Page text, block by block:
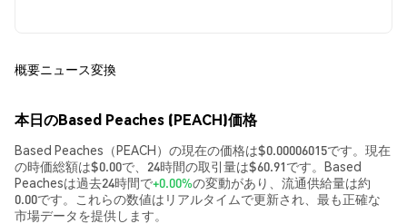
概要ニュース変換
本日のBased Peaches (PEACH)価格
Based Peaches（PEACH）の現在の価格は$0.00006015です。現在
の時価総額は$0.00で、24時間の取引量は$60.91です。Based
Peachesは過去24時間で+0.00%の変動があり、流通供給量は約
0.00です。これらの数値はリアルタイムで更新され、最も正確な
市場データを提供します。